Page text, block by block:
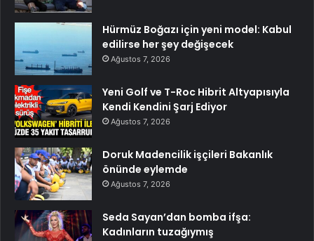
Hürmüz Boğazı için yeni model: Kabul
edilirse her şey değişecek
Ağustos 7, 2026
Yeni Golf ve T-Roc Hibrit Altyapısıyla
Kendi Kendini Şarj Ediyor
Ağustos 7, 2026
Doruk Madencilik işçileri Bakanlık
önünde eylemde
Ağustos 7, 2026
Seda Sayan’dan bomba ifşa:
Kadınların tuzağıymış